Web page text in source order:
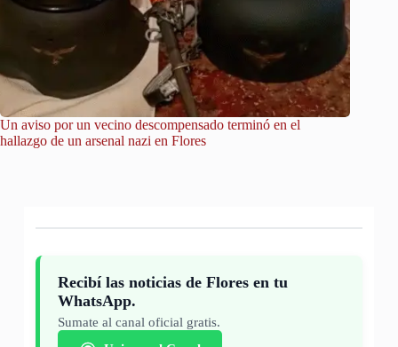
Un aviso por un vecino descompensado terminó en el
hallazgo de un arsenal nazi en Flores
Recibí las noticias de Flores en tu
WhatsApp.
Sumate al canal oficial gratis.